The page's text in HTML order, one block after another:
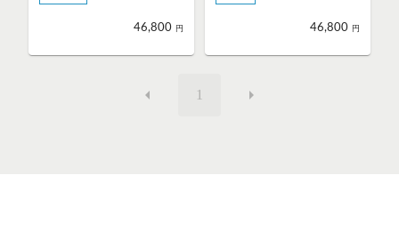
46,800 円 46,800 円
1